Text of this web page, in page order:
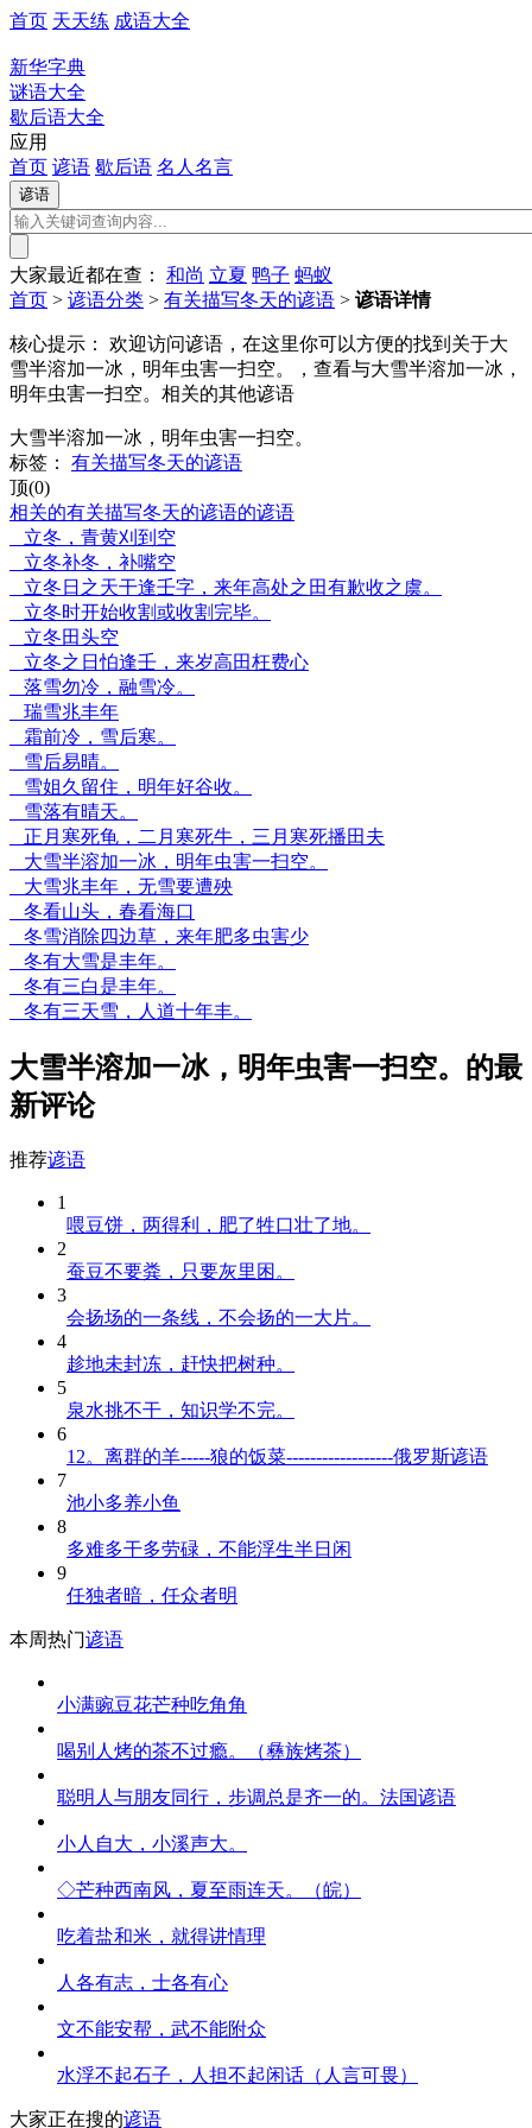
首页 天天练 成语大全
新华字典
谜语大全
歇后语大全
应用
首页 谚语 歇后语 名人名言
大家最近都在查： 和尚 立夏 鸭子 蚂蚁
首页 > 谚语分类 > 有关描写冬天的谚语 > 谚语详情
核心提示：
欢迎访问谚语，在这里你可以方便的找到关于大
雪半溶加一冰，明年虫害一扫空。，查看与大雪半溶加一冰，
明年虫害一扫空。相关的其他谚语
大雪半溶加一冰，明年虫害一扫空。
标签：
有关描写冬天的谚语
顶(0)
相关的有关描写冬天的谚语的谚语
立冬，青黄刈到空
立冬补冬，补嘴空
立冬日之天干逢壬字，来年高处之田有歉收之虞。
立冬时开始收割或收割完毕。
立冬田头空
立冬之日怕逢壬，来岁高田枉费心
落雪勿冷，融雪冷。
瑞雪兆丰年
霜前冷，雪后寒。
雪后易晴。
雪姐久留住，明年好谷收。
雪落有晴天。
正月寒死龟，二月寒死牛，三月寒死播田夫
大雪半溶加一冰，明年虫害一扫空。
大雪兆丰年，无雪要遭殃
冬看山头，春看海口
冬雪消除四边草，来年肥多虫害少
冬有大雪是丰年。
冬有三白是丰年。
冬有三天雪，人道十年丰。
大雪半溶加一冰，明年虫害一扫空。的最
新评论
推荐谚语
1
喂豆饼，两得利，肥了牲口壮了地。
2
蚕豆不要粪，只要灰里困。
3
会扬场的一条线，不会扬的一大片。
4
趁地未封冻，赶快把树种。
5
泉水挑不干，知识学不完。
6
12。离群的羊-----狼的饭菜------------------俄罗斯谚语
7
池小多养小鱼
8
多难多干多劳碌，不能浮生半日闲
9
任独者暗，任众者明
本周热门谚语
小满豌豆花芒种吃角角
喝别人烤的茶不过瘾。（彝族烤茶）
聪明人与朋友同行，步调总是齐一的。法国谚语
小人自大，小溪声大。
◇芒种西南风，夏至雨连天。（皖）
吃着盐和米，就得讲情理
人各有志，士各有心
文不能安帮，武不能附众
水浮不起石子，人担不起闲话（人言可畏）
大家正在搜的谚语